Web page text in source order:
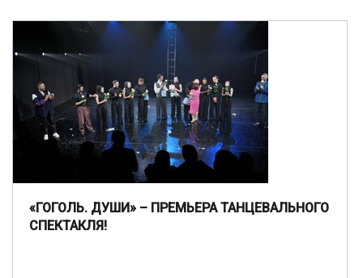
«ГОГОЛЬ. ДУШИ» – ПРЕМЬЕРА ТАНЦЕВАЛЬНОГО
СПЕКТАКЛЯ!